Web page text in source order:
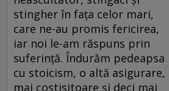
stingher în faţa celor mari,
care ne-au promis fericirea,
iar noi le-am răspuns prin
suferinţă. Îndurăm pedeapsa
cu stoicism, o altă asigurare,
mai costisitoare şi deci mai